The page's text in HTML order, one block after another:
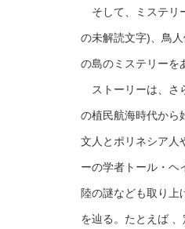
そして、ミステリ
の未解読文字)、鳥
の島のミステリーを
ストーリーは、さ
の植民航海時代から
文人とポリネシア人
ーの学者トール・ヘ
陸の謎なども取り上
を辿る。たとえば